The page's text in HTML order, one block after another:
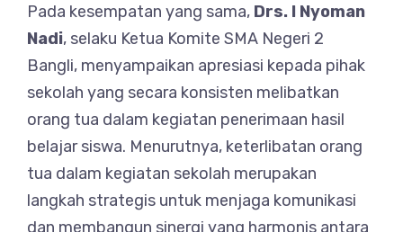
Pada kesempatan yang sama, Drs. I Nyoman
Nadi, selaku Ketua Komite SMA Negeri 2
Bangli, menyampaikan apresiasi kepada pihak
sekolah yang secara konsisten melibatkan
orang tua dalam kegiatan penerimaan hasil
belajar siswa. Menurutnya, keterlibatan orang
tua dalam kegiatan sekolah merupakan
langkah strategis untuk menjaga komunikasi
dan membangun sinergi yang harmonis antara